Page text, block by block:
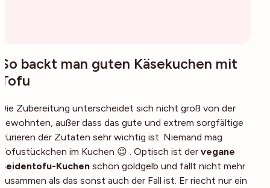
So backt man guten Käsekuchen mit
Tofu
Die Zubereitung unterscheidet sich nicht groß von der
gewohnten, außer dass das gute und extrem sorgfältige
Pürieren der Zutaten sehr wichtig ist. Niemand mag
Tofustückchen im Kuchen 😉 . Optisch ist der vegane
Seidentofu-Kuchen schön goldgelb und fällt nicht mehr
zusammen als das sonst auch der Fall ist. Er riecht nur ein